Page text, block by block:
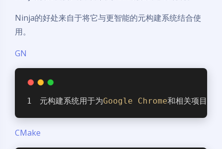
Ninja的好处来自于将它与更智能的元构建系统结合使
用。
GN
元构建系统用于为Google Chrome和相关项目（
CMake